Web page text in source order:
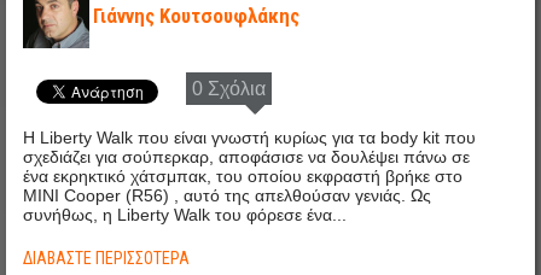
Γιάννης Κουτσουφλάκης
0 Σχόλια
Η Liberty Walk που είναι γνωστή κυρίως για τα body kit που
σχεδιάζει για σούπερκαρ, αποφάσισε να δουλέψει πάνω σε
ένα εκρηκτικό χάτσμπακ, του οποίου εκφραστή βρήκε στο
MINI Cooper (R56) , αυτό της απελθούσαν γενιάς. Ως
συνήθως, η Liberty Walk του φόρεσε ένα...
ΔΙΑΒΆΣΤΕ ΠΕΡΙΣΣΌΤΕΡΑ